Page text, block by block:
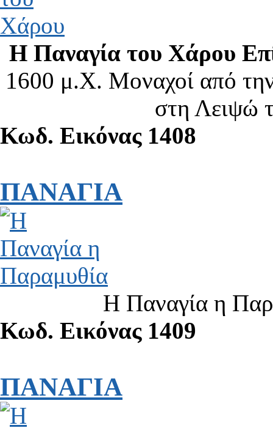
Η Παναγία του Χάρου
1600 μ.Χ. Μοναχοί από
στη Λειψώ
Κωδ. Εικόνας 1408
ΠΑΝΑΓΙΑ
Η Παναγία η
Κωδ. Εικόνας 1409
ΠΑΝΑΓΙΑ